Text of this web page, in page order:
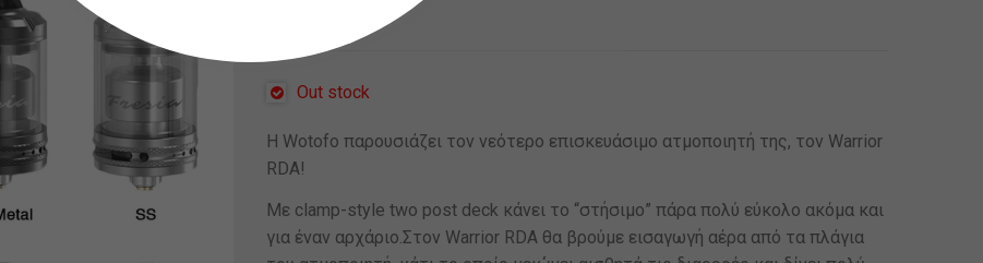
Out stock
Η Wotofo παρουσιάζει τον νεότερο επισκευάσιμο ατμοποιητή της, τον Warrior
RDA!
Με clamp-style two post deck κάνει το “στήσιμο” πάρα πολύ εύκολο ακόμα και
για έναν αρχάριο.Στον Warrior RDA θα βρούμε εισαγωγή αέρα από τα πλάγια